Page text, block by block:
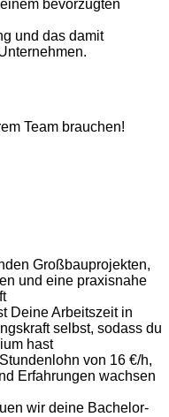
bevorzugten
und das damit
Team brauchen!
Großbauprojekten,
und eine praxisnahe
Deine Arbeitszeit in
selbst, sodass du
hast
von 16 €/h,
Erfahrungen wachsen
wir deine Bachelor-